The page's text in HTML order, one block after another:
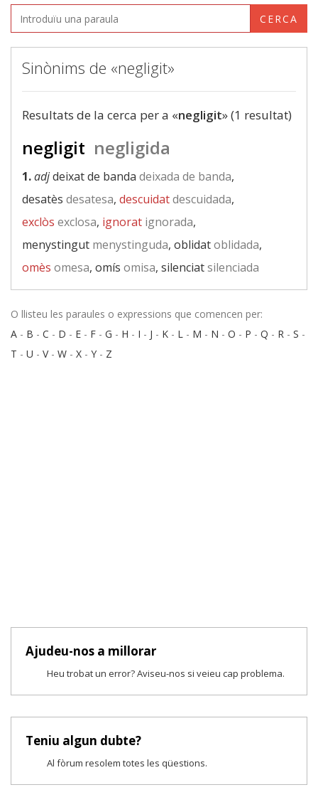
CERCA
Sinònims de «negligit»
Resultats de la cerca per a «negligit» (1 resultat)
negligit negligida
1.adjdeixat de banda deixada de banda,
desatès desatesa, descuidatdescuidada,
exclòs exclosa, ignorat ignorada,
menystingut menystinguda, oblidatoblidada,
omès omesa, omís omisa, silenciatsilenciada
O llisteu les paraules o expressions que comencen per:
A - B - C - D - E - F - G - H - I - J - K - L - M - N - O - P - Q - R - S -
T - U - V- W - X - Y - Z
Ajudeu-nos a millorar
Heu trobat un error? Aviseu-nos si veieu cap problema.
Teniu algun dubte?
Al fòrum resolem totes les qüestions.